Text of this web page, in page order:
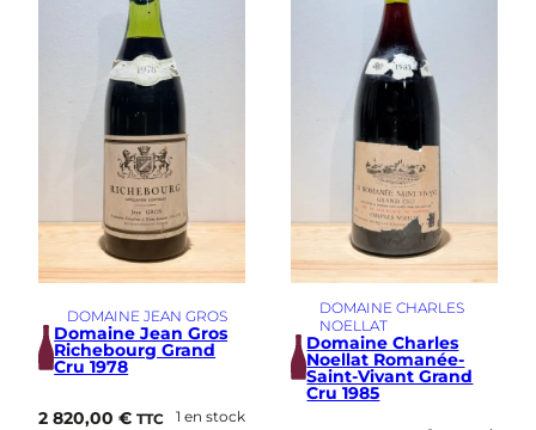
DOMAINE JEAN GROS
Domaine Jean Gros
Richebourg Grand
Cru 1978
2 820,00€ TTC 1 en stock
DOMAINE CHARLES
NOELLAT
Domaine Charles
Noellat Romanée-
Saint-Vivant Grand
Cru 1985